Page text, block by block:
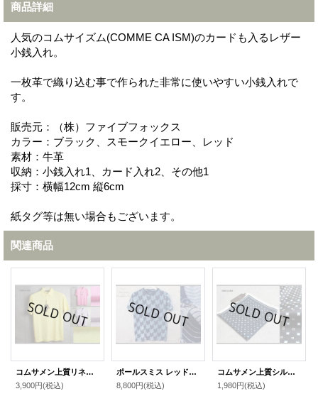
商品詳細
人気のコムサイズム(COMME CA ISM)のカードも入るレザー
小銭入れ。
一枚革で織り込む事で作られた非常に使いやすい小銭入れで
す。
販売元：（株）ファイブフォックス
カラー：ブラック、スモークイエロー、レッド
素材：牛革
収納：小銭入れ1、カード入れ2、その他1
採寸：横幅12cm 縦6cm
紙タグ等は無い場合もございます。
関連商品
コムサメン上質リネンポロシャツ/COMME CA MEN
3,900円(税込)
ポールスミス レッドイヤーREDEAR2013インディゴTシャツ
8,800円(税込)
コムサメン上質シルク大判スクエアドットハンカチ/COMME CA MEN
1,980円(税込)